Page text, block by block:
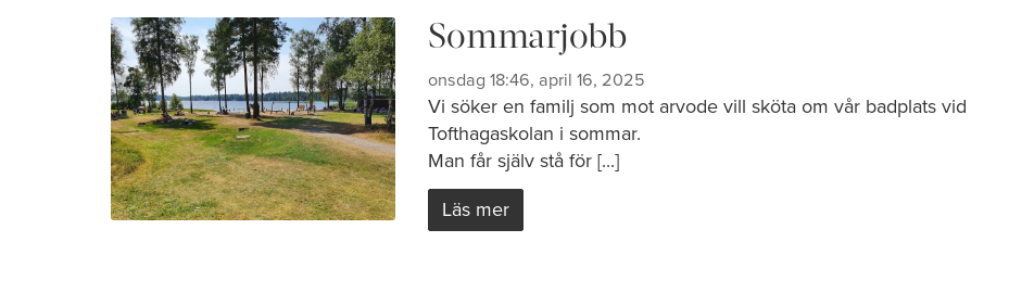
Sommarjobb
onsdag 18:46, april 16, 2025
Vi söker en familj som mot arvode vill sköta om vår badplats vid
Tofthagaskolan i sommar.
Man får själv stå för [...]
Läs mer